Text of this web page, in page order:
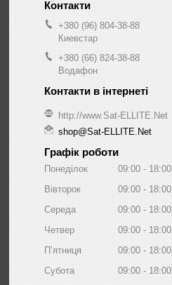
+380 (96) 804-38-88
Киевстар
+380 (66) 824-38-88
Водафон
http://www.Sat-ELLITE.Net
shop@Sat-ELLITE.Net
Графік роботи
Понеділок 09:00
18:00
Вівторок
09:00
18:00
Середа
09:00
18:00
Четвер
09:00
18:00
Пʼятниця
09:00
18:00
Субота
09:00
18:00